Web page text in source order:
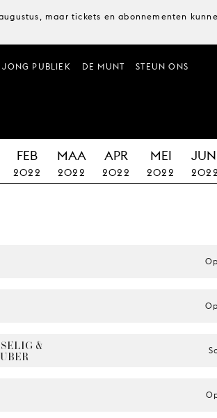
maar tickets en abonnementen
JONG PUBLIEK DE MUNT STEUN ONS
FEB
2022
MAA
2022
APR
2022
MEI
2022 2022
&